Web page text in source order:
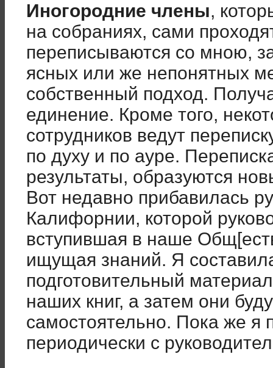
Иногородние члены,
на собраниях, сами
переписываются со мною,
ясных или же непонятных
собственный подход.
единение. Кроме того,
сотрудников ведут
по духу и по ауре.
результаты, образуются
Вот недавно прибавилась
Калифорнии, которой
вступившая в наше
ищущая знаний. Я
подготовительный
наших книг, а затем они
самостоятельно. Пока же я
периодически с